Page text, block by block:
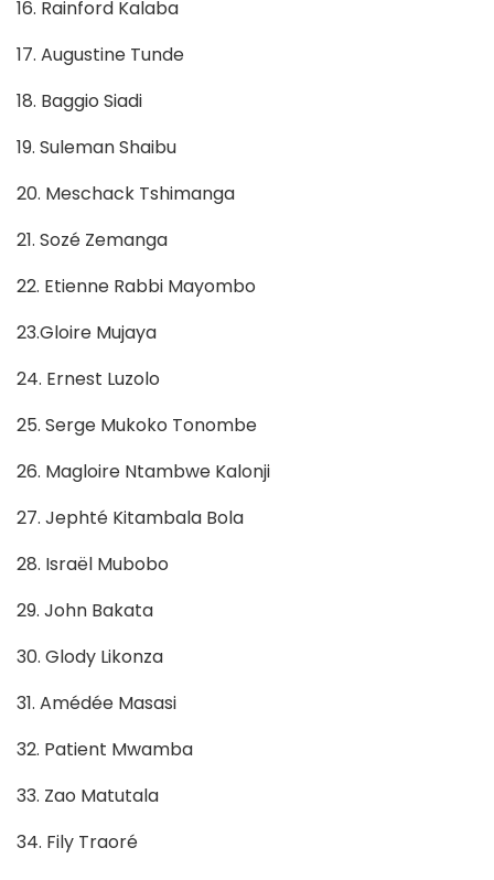
16. Rainford Kalaba
17. Augustine Tunde
18. Baggio Siadi
19. Suleman Shaibu
20. Meschack Tshimanga
21. Sozé Zemanga
22. Etienne Rabbi Mayombo
23.Gloire Mujaya
24. Ernest Luzolo
25. Serge Mukoko Tonombe
26. Magloire Ntambwe Kalonji
27. Jephté Kitambala Bola
28. Israël Mubobo
29. John Bakata
30. Glody Likonza
31. Amédée Masasi
32. Patient Mwamba
33. Zao Matutala
34. Fily Traoré